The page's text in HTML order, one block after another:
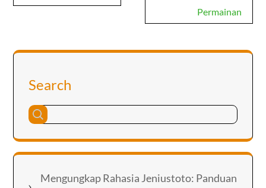
Permainan
Search
Mengungkap Rahasia Jeniustoto: Panduan